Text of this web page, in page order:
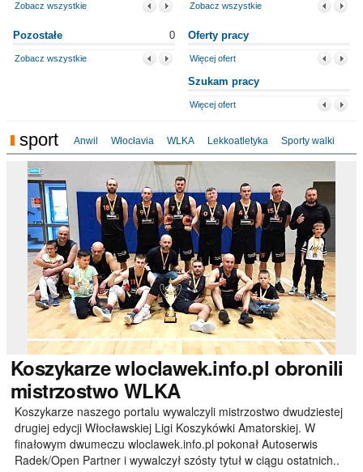
Zobacz wszystkie Zobacz wszystkie
Pozostałe 0
Zobacz wszystkie
Oferty pracy
Więcej ofert
Szukam pracy
Więcej ofert
sport Anwil Włocłavia WLKA Lekkoatletyka Sporty walki
Koszykarzewloclawek.info.pl obronili
mistrzostwo WLKA
Koszykarze naszego portalu wywalczyli mistrzostwo dwudziestej
drugiej edycji Włocławskiej Ligi Koszykówki Amatorskiej. W
finałowym dwumeczu wloclawek.info.pl pokonał Autoserwis
Radek/Open Partner i wywalczył szósty tytuł w ciągu ostatnich..